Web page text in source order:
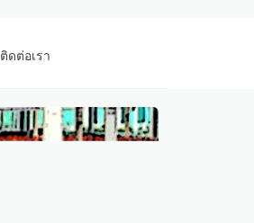
ติดต่อเรา